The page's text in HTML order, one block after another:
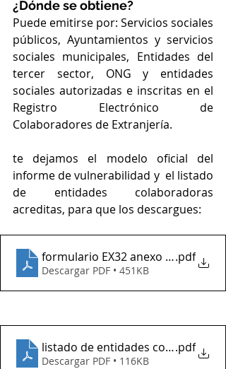
¿Dónde se obtiene?
Puede emitirse por: Servicios sociales
públicos, Ayuntamientos y servicios
sociales municipales, Entidades del
tercer sector, ONG y entidades
sociales autorizadas e inscritas en el
Registro Electrónico de
Colaboradores de Extranjería.
te dejamos el modelo oficial del
informe de vulnerabilidad y  el listado
de entidades colaboradoras
acreditas, para que los descargues:
formulario EX32 anexo informe
.pdf
Descargar PDF • 451KB
listado de entidades .pdf
Descargar PDF • 116KB